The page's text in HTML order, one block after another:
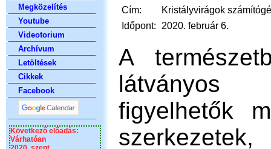
Megközelítés
Youtube
Videotorium
Archívum
Letöltések
Cikkek
Facebook
Következő előadás:
Várhatóan
Cím:
Kristályvirágok
Időpont:
2020. február 6.
A
látványos
figyelhetők